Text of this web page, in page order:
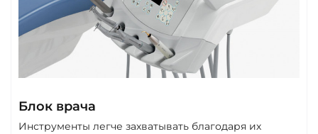
Блок врача
Инструменты легче захватывать благодаря их